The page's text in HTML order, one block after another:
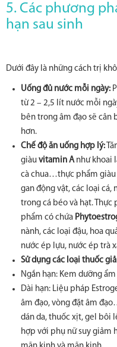
5. Các phương
hạn sau sinh
Dưới đây là những cách trị
Uống đủ nước mỗi ngày:
từ 2 – 2,5 lít nước mỗi
bên trong âm đạo sẽ cân
hơn.
Chế độ ăn uống hợp lý:
giàu vitamin Anhư khoai
cà chua…thực phẩm giàu
gan động vật, các loại
trong cá béo và hạt. Thực
phẩm có chứa
nành, các loại đậu, hoa
nước ép lựu, nước ép trà
Sử dụng các loại thuốc
Ngắn hạn: Kem dưỡng ẩm
Dài hạn: Liệu pháp
âm đạo, vòng đặt âm
dán da, thuốc xịt, gel bôi
hợp với phụ nữ suy giảm